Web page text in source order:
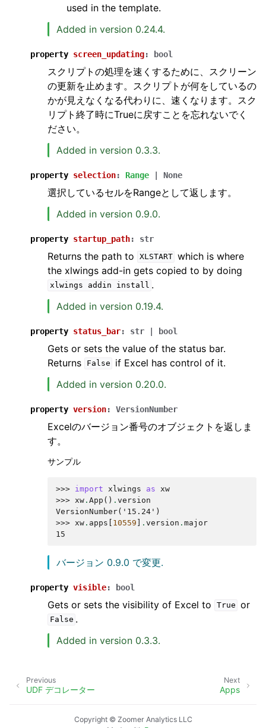
used in the template.
Added in version 0.24.4.
property screen_updating: bool
スクリプトの処理を速くするために、スクリーン
の更新を止めます。スクリプトが何をしているの
かが見えなくなる代わりに、速くなります。スク
リプト終了時にTrueに戻すことを忘れないでく
ださい。
Added in version 0.3.3.
property selection: Range None
選択しているセルをRangeとして返します。
Added in version 0.9.0.
property startup_path: str
Returns the path to XLSTART which is where
the xlwings add-in gets copied to by doing
xlwings addin install .
Added in version 0.19.4.
property status_bar: str bool
Gets or sets the value of the status bar.
Returns
False
if Excel has control of it.
Added in version 0.20.0.
property version: VersionNumber
Excelのバージョン番号のオブジェクトを返しま
す。
サンプル
>>> import xlwings as
xw
>>> xw . App () . version
VersionNumber('15.24')
>>> xw . apps 10559 . version . major
15
バージョン 0.9.0 で変更.
property visible: bool
Gets or sets the visibility of Excel to True or
False .
Added in version 0.3.3.
Next
Apps
Previous
UDF デコレーター
Copyright © Zoomer Analytics LLC